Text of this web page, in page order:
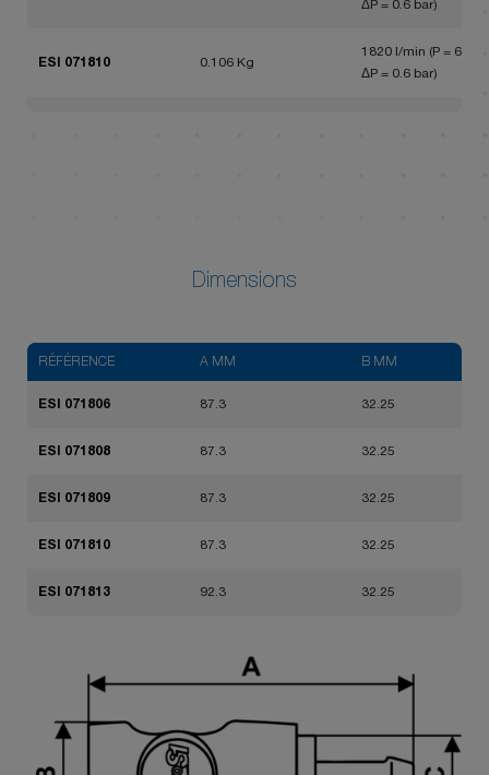
ΔP = 0.6 bar)
ESI 071810 0.106 Kg
1820 l/min (P = 6 bar,
ΔP = 0.6 bar)
Dimensions
RÉFÉRENCE A MM B MM
ESI 071806 87.3 32.25
ESI 071808 87.3 32.25
ESI 071809 87.3 32.25
ESI 071810 87.3 32.25
ESI 071813 92.3 32.25